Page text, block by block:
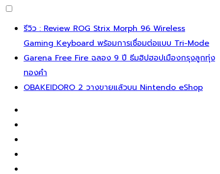
รีวิว : Review ROG Strix Morph 96 Wireless
Gaming Keyboard พร้อมการเชื่อมต่อแบบ Tri-Mode
Garena Free Fire ฉลอง 9 ปี ธีมฮิปฮอปเมืองกรุงลูกทุ่ง
ทองคำ
OBAKEIDORO 2 วางขายแล้วบน Nintendo eShop